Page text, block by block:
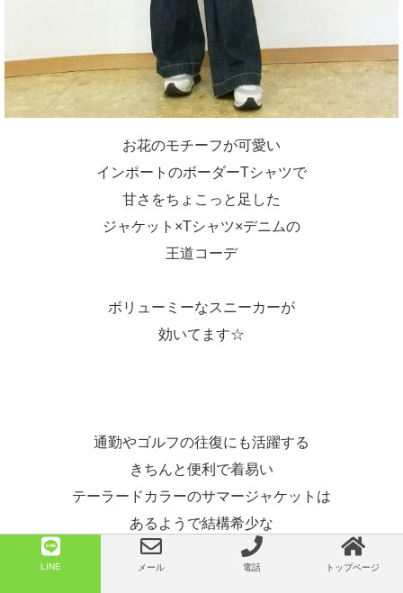
お花のモチーフが可愛い
インポートのボーダーTシャツで
甘さをちょこっと足した
ジャケット×Tシャツ×デニムの
王道コーデ
ボリューミーなスニーカーが
効いてます☆
通勤やゴルフの往復にも活躍する
きちんと便利で着易い
テーラードカラーのサマージャケットは
あるようで結構希少な
夏の重宝アイテムです☆
LINE メール 電話 トップページ